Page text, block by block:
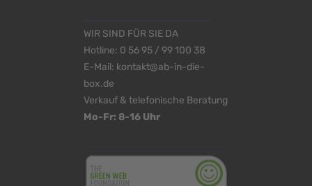
WIR SIND FÜR SIE DA
Hotline: 0 56 95 / 99 100 38
E-Mail: kontakt@ab-in-die-
box.de
Verkauf & telefonische Beratung
Mo-Fr: 8-16 Uhr